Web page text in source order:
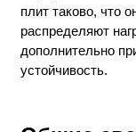
плит таково, что
распределяют
дополнительно
устойчивость.